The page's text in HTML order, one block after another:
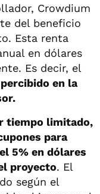
Crowdium
del beneficio
Esta renta
en dólares
Es decir, el
en la
tiempo limitado,
para
5% en dólares
proyecto. El
según el